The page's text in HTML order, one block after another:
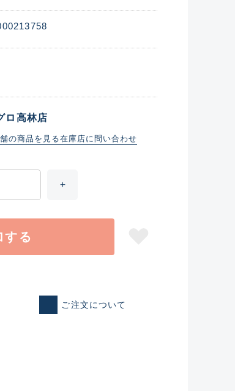
用
む
ロ高林店
の商品を見る在庫店に問い合わせ
する
ご注文について